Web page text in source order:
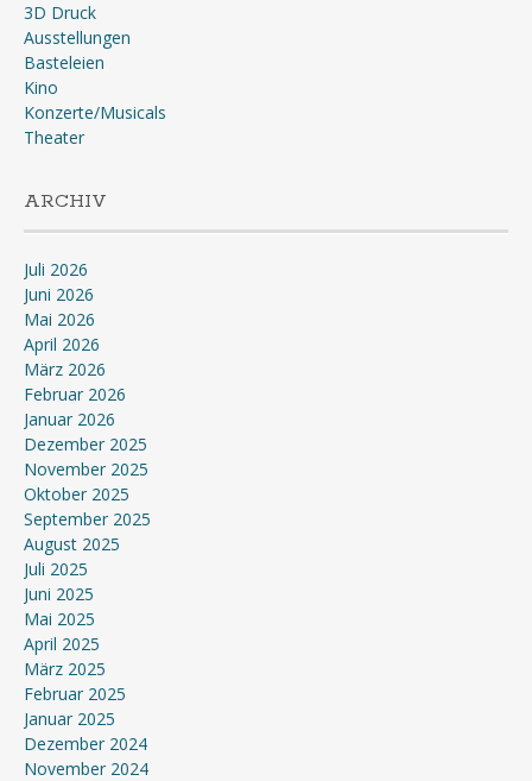
3D Druck
Ausstellungen
Basteleien
Kino
Konzerte/Musicals
Theater
ARCHIV
Juli 2026
Juni 2026
Mai 2026
April 2026
März 2026
Februar 2026
Januar 2026
Dezember 2025
November 2025
Oktober 2025
September 2025
August 2025
Juli 2025
Juni 2025
Mai 2025
April 2025
März 2025
Februar 2025
Januar 2025
Dezember 2024
November 2024